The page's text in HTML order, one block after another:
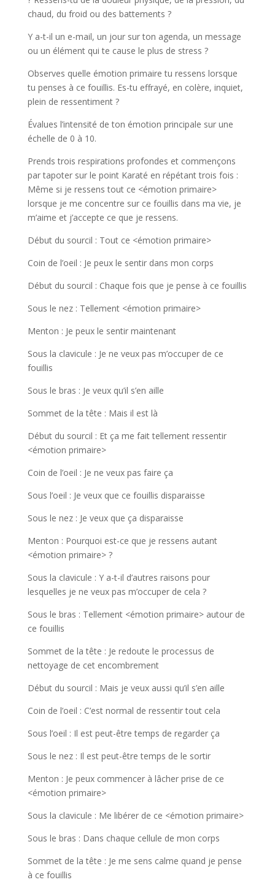
chaud, du froid ou des battements ?
Y a-t-il un e-mail, un jour sur ton agenda, un message
ou un élément qui te cause le plus de stress ?
Observes quelle émotion primaire tu ressens lorsque
tu penses à ce fouillis. Es-tu effrayé, en colère, inquiet,
plein de ressentiment ?
Évalues l’intensité de ton émotion principale sur une
échelle de 0 à 10.
Prends trois respirations profondes et commençons
par tapoter sur le point Karaté en répétant trois fois :
Même si je ressens tout ce <émotion primaire>
lorsque je me concentre sur ce fouillis dans ma vie, je
m’aime et j’accepte ce que je ressens.
Début du sourcil : Tout ce <émotion primaire>
Coin de l’oeil : Je peux le sentir dans mon corps
Début du sourcil : Chaque fois que je pense à ce fouillis
Sous le nez : Tellement <émotion primaire>
Menton : Je peux le sentir maintenant
Sous la clavicule : Je ne veux pas m’occuper de ce
fouillis
Sous le bras : Je veux qu’il s’en aille
Sommet de la tête : Mais il est là
Début du sourcil : Et ça me fait tellement ressentir
<émotion primaire>
Coin de l’oeil : Je ne veux pas faire ça
Sous l’oeil : Je veux que ce fouillis disparaisse
Sous le nez : Je veux que ça disparaisse
Menton : Pourquoi est-ce que je ressens autant
<émotion primaire> ?
Sous la clavicule : Y a-t-il d’autres raisons pour
lesquelles je ne veux pas m’occuper de cela ?
Sous le bras : Tellement <émotion primaire> autour de
ce fouillis
Sommet de la tête : Je redoute le processus de
nettoyage de cet encombrement
Début du sourcil : Mais je veux aussi qu’il s’en aille
Coin de l’oeil : C’est normal de ressentir tout cela
Sous l’oeil : Il est peut-être temps de regarder ça
Sous le nez : Il est peut-être temps de le sortir
Menton : Je peux commencer à lâcher prise de ce
<émotion primaire>
Sous la clavicule : Me libérer de ce <émotion primaire>
Sous le bras : Dans chaque cellule de mon corps
Sommet de la tête : Je me sens calme quand je pense
à ce fouillis